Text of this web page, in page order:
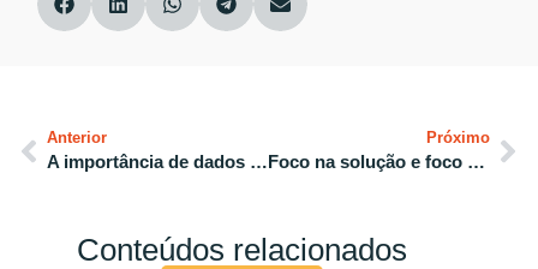
Anterior
A importância de dados atualizados para os indicadores de desempenho
Próximo
Foco na solução e foco no problema: qual a diferença?
Conteúdos relacionados